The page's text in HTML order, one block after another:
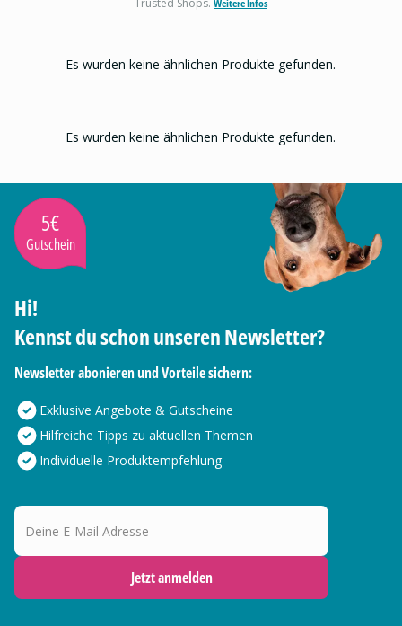
Trusted Shops. Weitere Infos
Es wurden keine ähnlichen Produkte gefunden.
Es wurden keine ähnlichen Produkte gefunden.
5€
Gutschein
Hi!
Kennst du schon unseren Newsletter?
Newsletter abonieren und Vorteile sichern:
Exklusive Angebote & Gutscheine
Hilfreiche Tipps zu aktuellen Themen
Individuelle Produktempfehlung
Deine E-Mail Adresse
Jetzt anmelden